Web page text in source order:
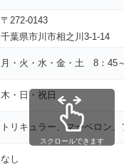
〒272-0143
千葉県市川市相之川3-1-14
月・火・水・金・土 8：45
木・日・祝日
トリキュラー、マーベロン
なし
スクロールできます